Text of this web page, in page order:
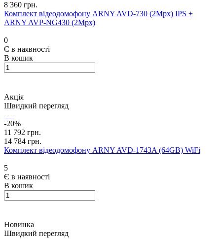
8 360 грн.
Комплект відеодомофону ARNY AVD-730 (2Mpx) IPS +
ARNY AVP-NG430 (2Mpx)
0
Є в наявності
В кошик
Акція
Швидкий перегляд
-20%
11 792 грн.
14 784 грн.
Комплект відеодомофону ARNY AVD-1743A (64GB) WiFi
5
Є в наявності
В кошик
Новинка
Швидкий перегляд